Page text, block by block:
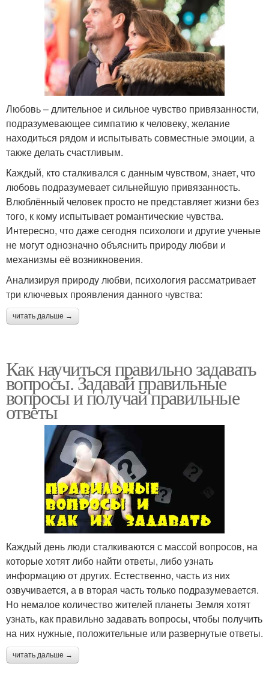
Любовь – длительное и сильное чувство привязанности,
подразумевающее симпатию к человеку, желание
находиться рядом и испытывать совместные эмоции, а
также делать счастливым.
Каждый, кто сталкивался с данным чувством, знает, что
любовь подразумевает сильнейшую привязанность.
Влюблённый человек просто не представляет жизни без
того, к кому испытывает романтические чувства.
Интересно, что даже сегодня психологи и другие ученые
не могут однозначно объяснить природу любви и
механизмы её возникновения.
Анализируя природу любви, психология рассматривает
три ключевых проявления данного чувства:
читать дальше →
Как научиться правильно задавать
вопросы. Задавай правильные
вопросы и получай правильные
ответы
Каждый день люди сталкиваются с массой вопросов, на
которые хотят либо найти ответы, либо узнать
информацию от других. Естественно, часть из них
озвучивается, а в вторая часть только подразумевается.
Но немалое количество жителей планеты Земля хотят
узнать, как правильно задавать вопросы, чтобы получить
на них нужные, положительные или развернутые ответы.
читать дальше →